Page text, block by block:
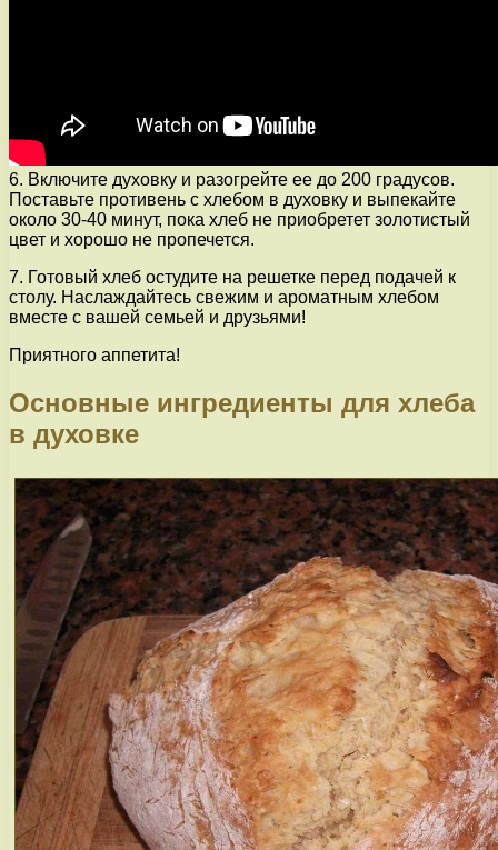
6. Включите духовку и разогрейте ее до 200 градусов.
Поставьте противень с хлебом в духовку и выпекайте
около 30-40 минут, пока хлеб не приобретет золотистый
цвет и хорошо не пропечется.
7. Готовый хлеб остудите на решетке перед подачей к
столу. Наслаждайтесь свежим и ароматным хлебом
вместе с вашей семьей и друзьями!
Приятного аппетита!
Основные ингредиенты для хлеба
в духовке